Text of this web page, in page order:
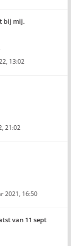
bij mij.
13:02
21:02
2021, 16:50
van 11 sept